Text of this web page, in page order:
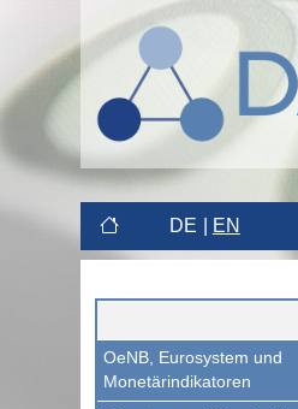
DE EN
OeNB, Eurosystem und
Monetärindikatoren